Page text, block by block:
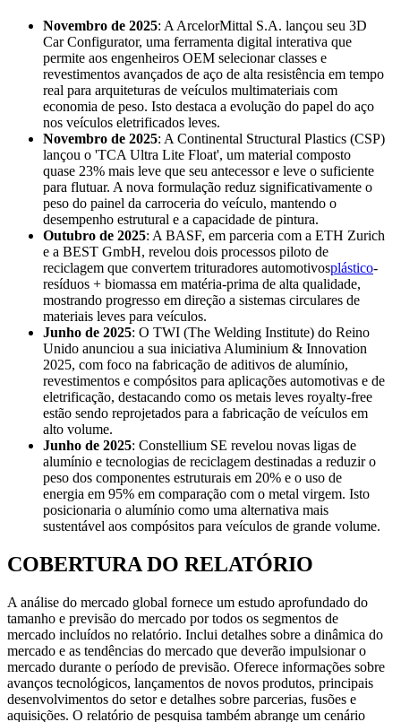
Novembro de 2025: A ArcelorMittal S.A. lançou seu 3D
Car Configurator, uma ferramenta digital interativa que
permite aos engenheiros OEM selecionar classes e
revestimentos avançados de aço de alta resistência em tempo
real para arquiteturas de veículos multimateriais com
economia de peso. Isto destaca a evolução do papel do aço
nos veículos eletrificados leves.
Novembro de 2025: A Continental Structural Plastics (CSP)
lançou o 'TCA Ultra Lite Float', um material composto
quase 23% mais leve que seu antecessor e leve o suficiente
para flutuar. A nova formulação reduz significativamente o
peso do painel da carroceria do veículo, mantendo o
desempenho estrutural e a capacidade de pintura.
Outubro de 2025: A BASF, em parceria com a ETH Zurich
e a BEST GmbH, revelou dois processos piloto de
reciclagem que convertem trituradores automotivosplástico-
resíduos + biomassa em matéria-prima de alta qualidade,
mostrando progresso em direção a sistemas circulares de
materiais leves para veículos.
Junho de 2025: O TWI (The Welding Institute) do Reino
Unido anunciou a sua iniciativa Aluminium & Innovation
2025, com foco na fabricação de aditivos de alumínio,
revestimentos e compósitos para aplicações automotivas e de
eletrificação, destacando como os metais leves royalty-free
estão sendo reprojetados para a fabricação de veículos em
alto volume.
Junho de 2025: Constellium SE revelou novas ligas de
alumínio e tecnologias de reciclagem destinadas a reduzir o
peso dos componentes estruturais em 20% e o uso de
energia em 95% em comparação com o metal virgem. Isto
posicionaria o alumínio como uma alternativa mais
sustentável aos compósitos para veículos de grande volume.
COBERTURA DO RELATÓRIO
A análise do mercado global fornece um estudo aprofundado do
tamanho e previsão do mercado por todos os segmentos de
mercado incluídos no relatório. Inclui detalhes sobre a dinâmica do
mercado e as tendências do mercado que deverão impulsionar o
mercado durante o período de previsão. Oferece informações sobre
avanços tecnológicos, lançamentos de novos produtos, principais
desenvolvimentos do setor e detalhes sobre parcerias, fusões e
aquisições. O relatório de pesquisa também abrange um cenário